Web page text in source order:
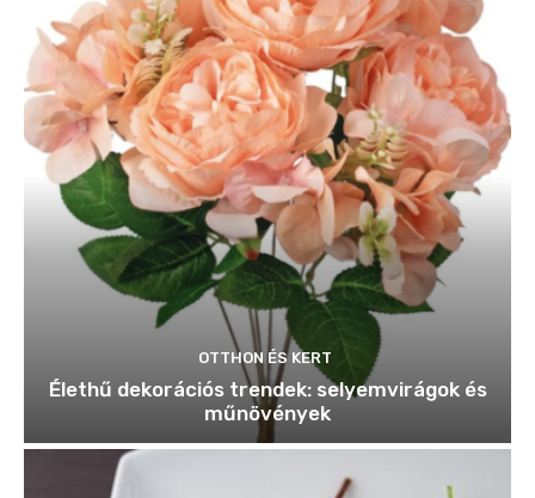
OTTHON ÉS KERT
Élethű dekorációs trendek: selyemvirágok és
műnövények